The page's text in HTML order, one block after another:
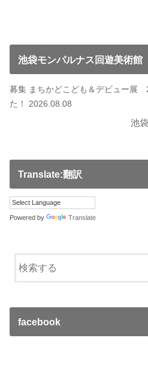
池袋モンパルナス回遊美術館
募集 まちかどこども＆デビュー展
た！ 2026.08.08
池
Translate:翻訳
Powered by Translate
facebook